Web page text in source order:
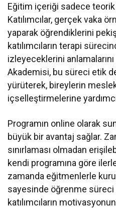
Eğitim içeriği sadece teorik
Katılımcılar, gerçek vaka
yaparak öğrendiklerini
katılımcıların terapi
izleyeceklerini
Akademisi, bu süreci etik
yürüterek, bireylerin
içselleştirmelerine
Programın online olarak
büyük bir avantaj sağlar.
sınırlaması olmadan
kendi programına göre
zamanda eğitmenlerle
sayesinde öğrenme süreci
katılımcıların